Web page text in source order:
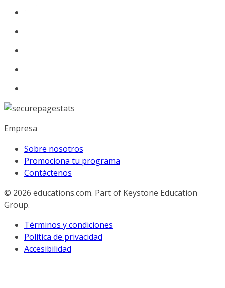
Empresa
Sobre nosotros
Promociona tu programa
Contáctenos
© 2026 educations.com. Part of Keystone Education
Group.
Términos y condiciones
Política de privacidad
Accesibilidad